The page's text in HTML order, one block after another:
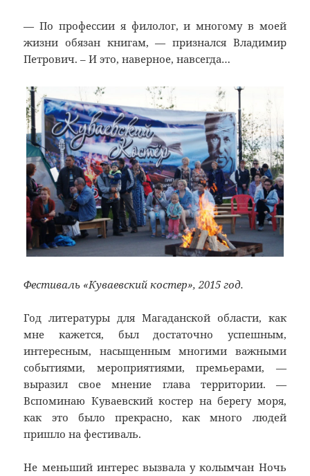
— По профессии я филолог, и многому в моей
жизни обязан книгам, — признался Владимир
Петрович. – И это, наверное, навсегда…
Фестиваль «Куваевский костер», 2015 год.
Год литературы для Магаданской области, как
мне кажется, был достаточно успешным,
интересным, насыщенным многими важными
событиями, мероприятиями, премьерами, —
выразил свое мнение глава территории. —
Вспоминаю Куваевский костер на берегу моря,
как это было прекрасно, как много людей
пришло на фестиваль.
Не меньший интерес вызвала у колымчан Ночь